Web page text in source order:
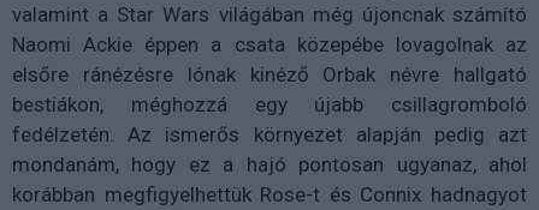
valamint a Star Wars világában még újoncnak számító
Naomi Ackie éppen a csata közepébe lovagolnak az
elsőre ránézésre lónak kinéző Orbak névre hallgató
bestiákon, méghozzá egy újabb csillagromboló
fedélzetén. Az ismerős környezet alapján pedig azt
mondanám, hogy ez a hajó pontosan ugyanaz, ahol
korábban megfigyelhettük Rose-t és Connix hadnagyot